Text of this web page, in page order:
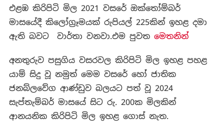
එළඹ කිරිපිටි මිල 2021 වසරේ ඔක්තෝම්බර්
මාසයේදී කිලෝග්‍රෑමයක් රුපියල් 225කින් ඉහළ දමා
ඇති බවට වාර්තා වනවා.එම පුවත මෙතනින්
අනතුරුව පසුගිය වසරවල කිරිපිටි මිල ඉහළ පහළ
යාම් සිදු වූ නමුත් මෙම වසරේ හෝ ජාතික
ජනබ්ලවේග ආණ්ඩුව බලයට පත් වූ 2024
සැප්තැම්බර් මාසයේ සිට රු. 200ක මිලකින්
ආනයනික කිරිපිටි මිල ඉහළ ගොස් නැත.